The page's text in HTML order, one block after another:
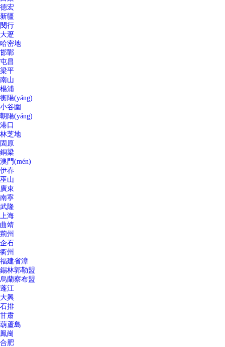
德宏
新疆
閔行
大瀝
哈密地
邯鄲
屯昌
梁平
南山
楊浦
衡陽(yáng)
小谷圍
朝陽(yáng)
港口
林芝地
固原
銅梁
澳門(mén)
伊春
巫山
廣東
南寧
武隆
上海
曲靖
荊州
企石
衢州
福建省漳
錫林郭勒盟
烏蘭察布盟
蓬江
大興
石排
甘肅
葫蘆島
鳳崗
合肥